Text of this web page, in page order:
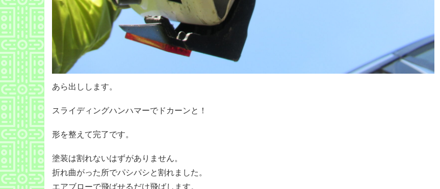
あら出しします。
スライディングハンハマーでドカーンと！
形を整えて完了です。
塗装は割れないはずがありません。
折れ曲がった所でパシパシと割れました。
エアブローで飛ばせるだけ飛ばします。